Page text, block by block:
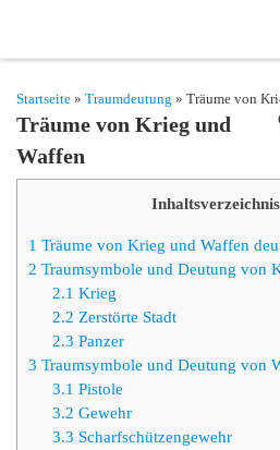
Startseite » Traumdeutung » Träume von
Träume von Krieg und
Waffen
Inhaltsverzeichnis
1 Träume von Krieg und Waffen
2 Traumsymbole und Deutung von
2.1 Krieg
2.2 Zerstörte Stadt
2.3 Panzer
3 Traumsymbole und Deutung von
3.1 Pistole
3.2 Gewehr
3.3 Scharfschützengewehr